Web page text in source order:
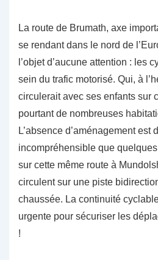
La route de Brumath, axe
se rendant dans le nord de
l’objet d’aucune attention : les
sein du trafic motorisé. Qui, à
circulerait avec ses enfants sur
pourtant de nombreuses
L’absence d’aménagement est
incompréhensible que
sur cette même route à
circulent sur une piste
chaussée. La continuité
urgente pour sécuriser les
!